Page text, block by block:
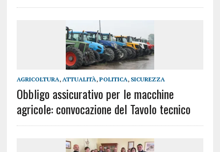
AGRICOLTURA, ATTUALITÀ, POLITICA, SICUREZZA
Obbligo assicurativo per le macchine
agricole: convocazione del Tavolo tecnico